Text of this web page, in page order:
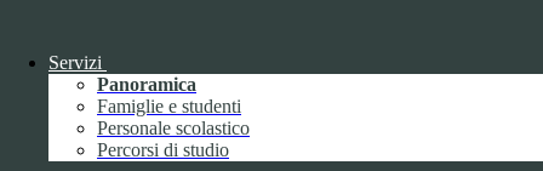
Servizi
Panoramica
Famiglie e studenti
Personale scolastico
Percorsi di studio
Bandi di concorso (da pubblicare in
tabelle)
Performance1